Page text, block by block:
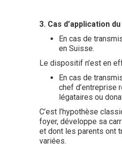
3. Cas d’application
En cas de
en Suisse.
Le dispositif n’est en
En cas de
chef d’entreprise
légataires ou
C’est l’hypothèse
foyer, développe sa
et dont les parents ont
variées.